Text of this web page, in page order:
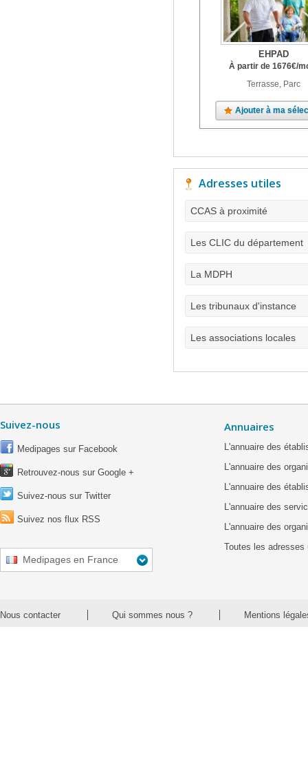
EHPAD
À partir de 1676€/
Terrasse, Parc
Ajouter à ma
Adresses utiles
CCAS à proximité
Les CLIC du département
La MDPH
Les tribunaux d'instance
Les associations locales
Suivez-nous
Medipages sur Facebook
Retrouvez-nous sur Google +
Suivez-nous sur Twitter
Suivez nos flux RSS
Medipages en France
Annuaires
L'annuaire des
L'annuaire des
L'annuaire des
L'annuaire des
L'annuaire des
Toutes les adresses
Nous contacter Qui sommes nous ? Mentions